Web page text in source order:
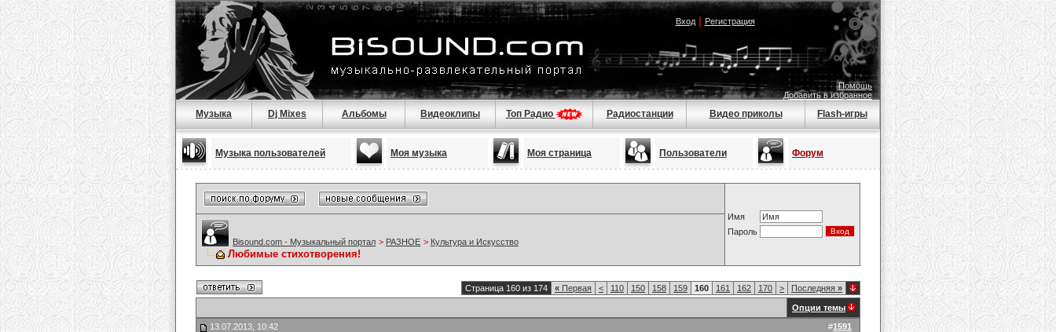
Вход| Регистрация
Помощь
Добавить в избранное
Музыка Dj Mixes Альбомы Видеоклипы Топ Радио Радиостанции Видео приколы Flash-игры
Музыка пользователей Моя музыка Моя страница Пользователи Форум
Имя
Пароль
Bisound.com - Музыкальный портал > РАЗНОЕ > Культура и Искусство
Любимые стихотворения!
Страница 160 из 174 « Первая < 110 150 158 159 160 161 162 170 > Последняя »
Опции темы
#1591
13.07.2013, 10:42